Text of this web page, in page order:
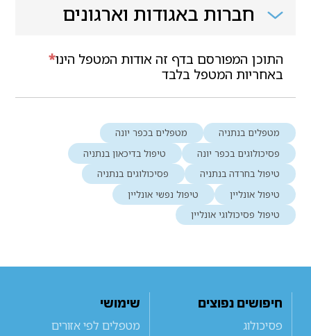
חברות באגודות וארגונים
*התוכן המפורסם בדף זה אודות המטפל הינו
באחריות המטפל בלבד
מטפלים בנתניה
מטפלים בכפר יונה
פסיכולוגים בכפר יונה
טיפול בדיכאון בנתניה
טיפול בחרדה בנתניה
פסיכולוגים בנתניה
טיפול אונליין
טיפול נפשי אונליין
טיפול פסיכולוגי אונליין
חיפושים נפוצים
פסיכולוג
שימושי
מטפלים לפי אזורים